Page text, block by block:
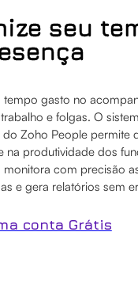
seu
tempo gasto no
e folgas. O
do Zoho People permite
na produtividade dos
monitora com precisão
e gera relatórios sem
conta Grátis